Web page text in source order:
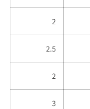
2
2.5
2
3